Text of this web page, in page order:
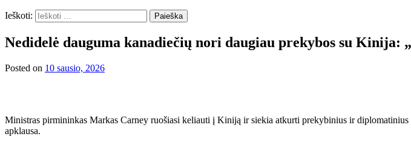
Ieškoti:
Nedidelė dauguma kanadiečių nori daugiau prekybos su Kinija:
Posted on 10 sausio, 2026
Ministras pirmininkas Markas Carney ruošiasi keliauti į Kiniją ir siekia atkurti prekybinius ir
apklausa.